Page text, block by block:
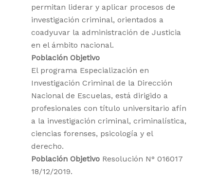
permitan liderar y aplicar procesos de
investigación criminal, orientados a
coadyuvar la administración de Justicia
en el ámbito nacional.
Población Objetivo
El programa Especialización en
Investigación Criminal de la Dirección
Nacional de Escuelas, está dirigido a
profesionales con título universitario afín
a la investigación criminal, criminalística,
ciencias forenses, psicología y el
derecho.
Población Objetivo Resolución N° 016017
18/12/2019.